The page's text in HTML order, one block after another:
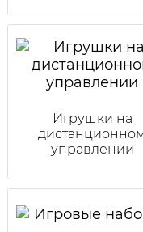
Игрушки на
управлении